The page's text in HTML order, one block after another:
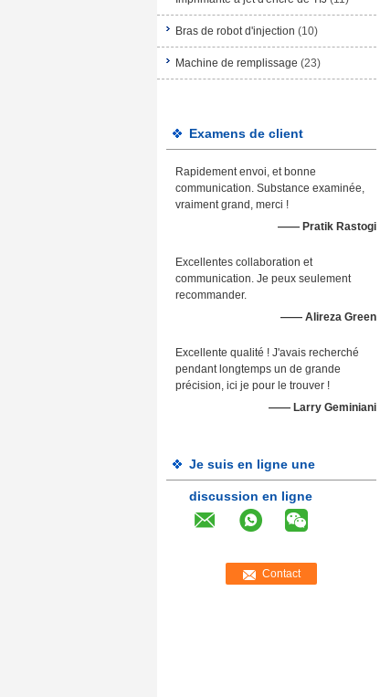
Bras de robot d'injection (10)
Machine de remplissage (23)
Examens de client
Rapidement envoi, et bonne
communication. Substance examinée,
vraiment grand, merci !
—— Pratik Rastogi
Excellentes collaboration et
communication. Je peux seulement
recommander.
—— Alireza Green
Excellente qualité ! J'avais recherché
pendant longtemps un de grande
précision, ici je pour le trouver !
—— Larry Geminiani
Je suis en ligne une
discussion en ligne